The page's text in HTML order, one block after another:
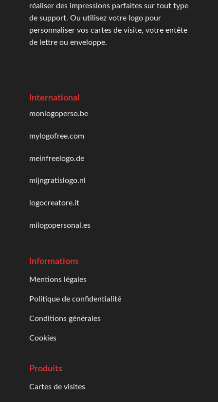
réaliser des impressions parfaites sur tout type
de support. Ou utilisez votre logo pour
personnaliser vos cartes de visite, votre entête
de lettre ou enveloppe.
Informations
Mentions légales
Politique de confidentialité
Conditions générales
Cookies
Produits
Cartes de visites
International
monlogoperso.be
mylogofree.com
meinfreelogo.de
mijngratislogo.nl
logocreatore.it
milogopersonal.es